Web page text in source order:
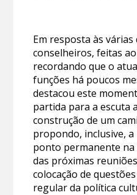
Em resposta às
conselheiros, feitas
recordando que o
funções há poucos
destacou este
partida para a escuta
construção de um
propondo, inclusive,
ponto permanente
das próximas
colocação de
regular da política